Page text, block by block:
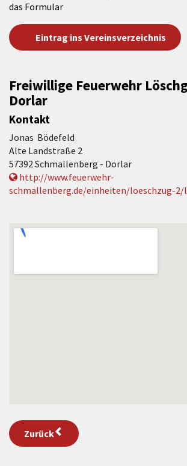
das Formular
Eintrag ins Vereinsverzeichnis
Freiwillige Feuerwehr
Dorlar
Kontakt
Jonas Bödefeld
Alte Landstraße 2
57392 Schmallenberg - Dorlar
http://www.feuerwehr-
schmallenberg.de/einheiten/loeschzug-
Zurück